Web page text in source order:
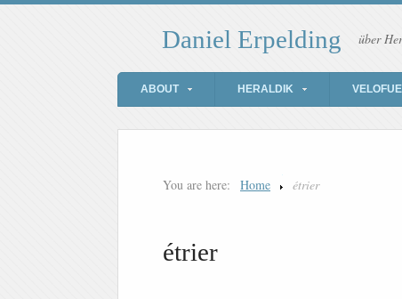
Daniel Erpelding über
ABOUT HERALDIK
You are here: Home étrier
étrier